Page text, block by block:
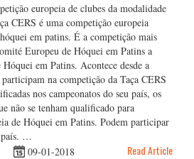
europeia de clubes da modalidade
CERS é uma competição europeia
em patins. É a competição mais
Europeu de Hóquei em Patins a
em Patins. Acontece desde a
na competição da Taça CERS
nos campeonatos do seu país, os
não se tenham qualificado para
de Hóquei em Patins. Podem participar
país. …
09-01-2018 Read Article